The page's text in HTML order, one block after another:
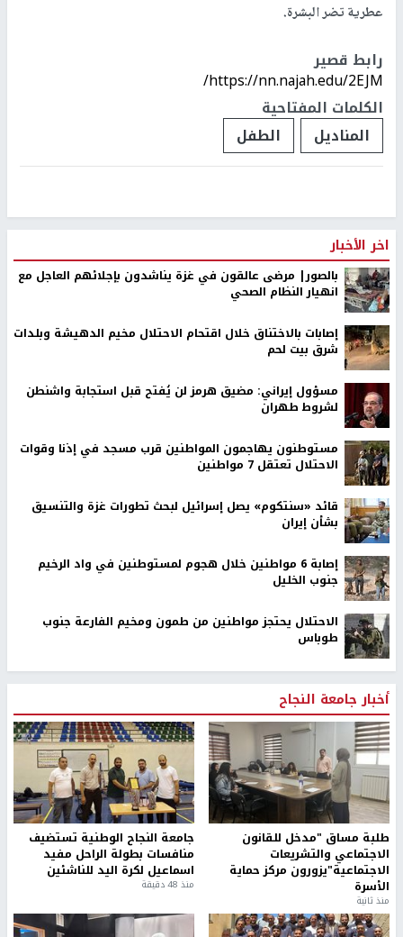
عطرية تضر البشرة.
رابط قصير
https://nn.najah.edu/2EJM/
الكلمات المفتاحية
المناديل
الطفل
اخر الأخبار
بالصور| مرضى عالقون في غزة يناشدون بإجلائهم العاجل مع
انهيار النظام الصحي
إصابات بالاختناق خلال اقتحام الاحتلال مخيم الدهيشة وبلدات
شرق بيت لحم
مسؤول إيراني: مضيق هرمز لن يُفتح قبل استجابة واشنطن
لشروط طهران
مستوطنون يهاجمون المواطنين قرب مسجد في إذنا وقوات
الاحتلال تعتقل 7 مواطنين
قائد «سنتكوم» يصل إسرائيل لبحث تطورات غزة والتنسيق
بشأن إيران
إصابة 6 مواطنين خلال هجوم لمستوطنين في واد الرخيم
جنوب الخليل
الاحتلال يحتجز مواطنين من طمون ومخيم الفارعة جنوب
طوباس
أخبار جامعة النجاح
طلبة مساق "مدخل للقانون
الاجتماعي والتشريعات
الاجتماعية"يزورون مركز حماية
الأسرة
منذ ثانية
جامعة النجاح الوطنية تستضيف
منافسات بطولة الراحل مفيد
اسماعيل لكرة اليد للناشئين
منذ 48 دقيقة